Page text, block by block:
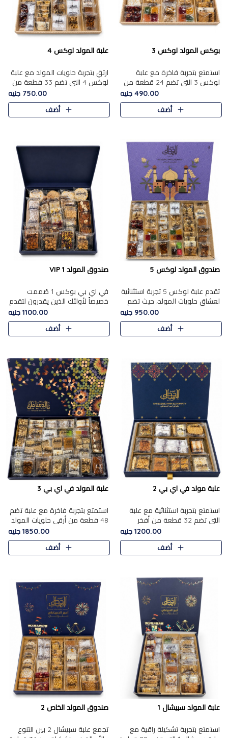
بوكس المولد لوكس 3
استمتع بتجربة فاخرة مع علبة
لوكس 3 التي تضم 24 قطعة من
أشهر حلويات المولد الشرقية
المختارة بعناية. تحتوي التشكيلة
على الجزرية بالفول، والملب..
490.00 جنيه
أضف
علبة المولد لوكس 4
ارتقِ بتجربة حلويات المولد مع علبة
لوكس 4 التي تضم 33 قطعة من
تشكيلة فاخرة ومتنوعة من أشهر
الأصناف الشرقية. تحتوي العلبة على
الجزرية بالفول،..
750.00 جنيه
أضف
صندوق المولد لوكس 5
تقدم علبة لوكس 5 تجربة استثنائية
لعشاق حلويات المولد، حيث تضم
42 قطعة من تشكيلة فاخرة تجمع
بين أشهر الأصناف التقليدية وأصناف
مميزة مختارة بع..
950.00 جنيه
أضف
صندوق المولد VIP 1
في اي بي بوكس 1 صُممت
خصيصاً لأولئك الذين يقدرون لتقدم
تجربة استثنائية بوكس تجمع بين
أفخر حلويات المولد المصري مع
تشكيلة مختارة من الأصناف ..
1100.00 جنيه
أضف
علبة مولد في اي بي 2
استمتع بتجربة استثنائية مع علبة
التي تضم 32 قطعة من أفخر
حلويات المولد الشرقية، في تشكيلة
تجمع بين الأصالة والاختيارات
الفاخرة. تحتوي العلبة..
1200.00 جنيه
أضف
علبة المولد في اي بي 3
استمتع بتجربة فاخرة مع علبة تضم
48 قطعة من أرقى حلويات المولد
الشرقية، في تشكيلة تجمع بين
الأصناف التقليدية الفاخرة والاختيارات
1850.00 جنيه
أضف
علبة المولد سبيشال 1
استمتع بتجربة تشكيلة راقية مع
صندوق المولد الخاص 2
تجمع علبة سبيشال 2 بين التنوع